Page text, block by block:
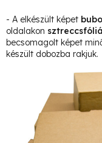
- A elkészült képet
oldalakon
becsomagolt képet
készült dobozba rakjuk.